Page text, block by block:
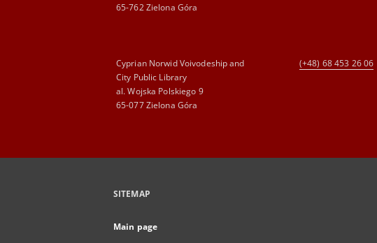
65-762 Zielona Góra
Cyprian Norwid Voivodeship and
City Public Library
al. Wojska Polskiego 9
65-077 Zielona Góra
(+48) 68 453 26 06
SITEMAP
Main page